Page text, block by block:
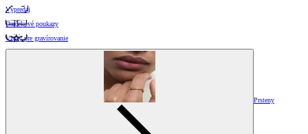
Výpredaj
Darčekové poukazy
Vzory pre gravírovanie
Prsteny